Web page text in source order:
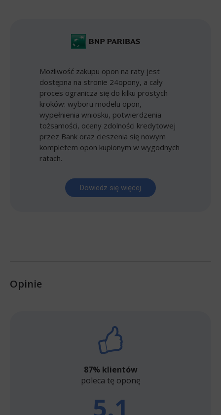
Możliwość zakupu opon na raty jest
dostępna na stronie 24opony, a cały
proces ogranicza się do kilku prostych
kroków: wyboru modelu opon,
wypełnienia wniosku, potwierdzenia
tożsamości, oceny zdolności kredytowej
przez Bank oraz cieszenia się nowym
kompletem opon kupionym w wygodnych
ratach.
Dowiedz się więcej
Opinie
87% klientów
poleca tę oponę
5.1